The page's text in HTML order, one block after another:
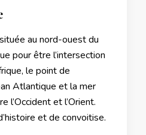
au nord-ouest du
pour être l’intersection
le point de
Atlantique et la mer
l’Occident et l’Orient.
et de convoitise.